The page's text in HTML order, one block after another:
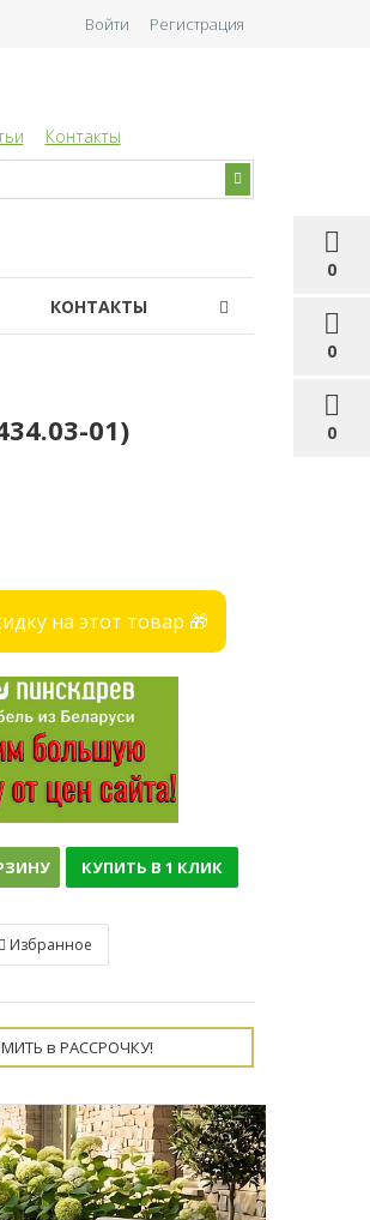
0
0
0
Войти Регистрация
Контакты
КОНТАКТЫ
01)
на этот товар 🎁
КУПИТЬ В 1 КЛИК
Избранное
в РАССРОЧКУ!